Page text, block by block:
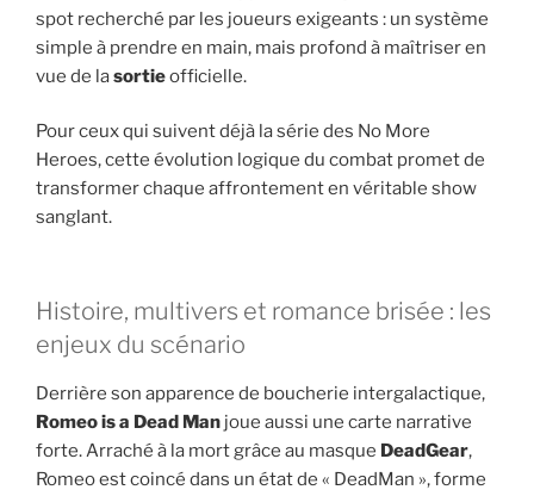
spot recherché par les joueurs exigeants : un système
simple à prendre en main, mais profond à maîtriser en
vue de lasortieofficielle.
Pour ceux qui suivent déjà la série des No More
Heroes, cette évolution logique du combat promet de
transformer chaque affrontement en véritable show
sanglant.
Histoire, multivers et romance brisée : les
enjeux du scénario
Derrière son apparence de boucherie intergalactique,
Romeo is a Dead Man joue aussi une carte narrative
forte. Arraché à la mort grâce au masque DeadGear,
Romeo est coincé dans un état de « DeadMan », forme